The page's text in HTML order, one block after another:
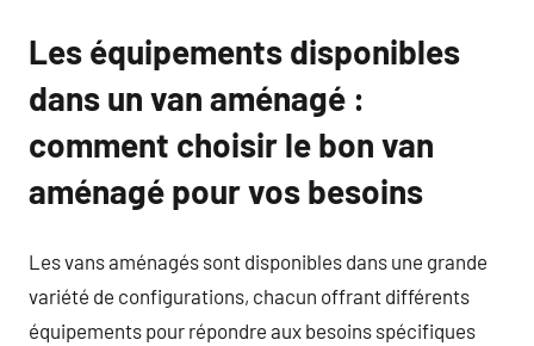
Les équipements disponibles
dans un van aménagé :
comment choisir le bon van
aménagé pour vos besoins
Les vans aménagés sont disponibles dans une grande
variété de configurations, chacun offrant différents
équipements pour répondre aux besoins spécifiques